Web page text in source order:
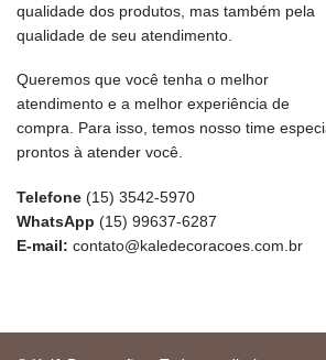
qualidade dos produtos, mas também pela
qualidade de seu atendimento.
Queremos que você tenha o melhor
atendimento e a melhor experiência de
compra. Para isso, temos nosso time
prontos à atender você.
Telefone (15) 3542-5970
WhatsApp (15) 99637-6287
E-mail: contato@kaledecoracoes.com.br